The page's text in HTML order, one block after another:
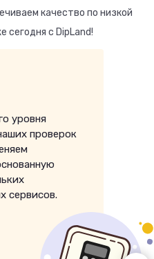
качество по низкой
сегодня с DipLand!
уровня
проверок
сервисов.